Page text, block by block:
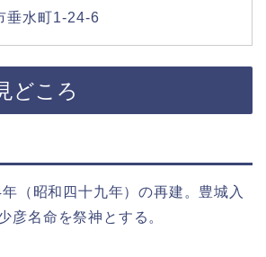
垂水町1-24-6
どころ
（昭和四十九年）の再建。豊城入
彦名命を祭神とする。